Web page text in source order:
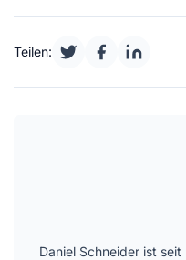
Teilen:
Daniel Schneider ist